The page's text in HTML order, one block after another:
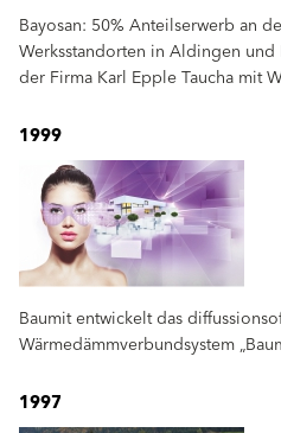
Bayosan: 50% Anteilserwerb an
Werksstandorten in Aldingen
der Firma Karl Epple Taucha mit
1999
Baumit entwickelt das
Wärmedämmverbundsystem
1997